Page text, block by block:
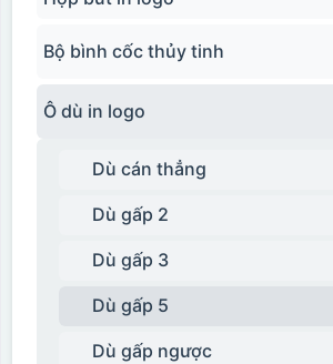
Bộ bình cốc thủy tinh
Ô dù in logo
Dù cán thẳng
Dù gấp 2
Dù gấp 3
Dù gấp 5
Dù gấp ngược